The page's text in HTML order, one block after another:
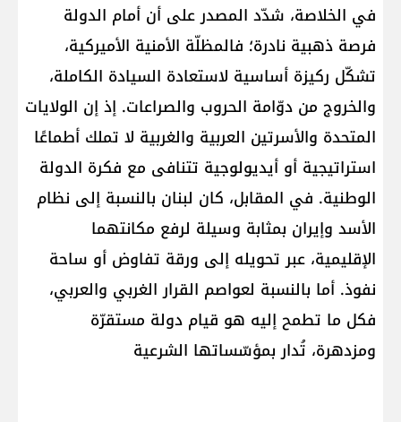
في الخلاصة، شدّد المصدر على أن أمام الدولة
فرصة ذهبية نادرة؛ فالمظلّة الأمنية الأميركية،
تشكّل ركيزة أساسية لاستعادة السيادة الكاملة،
والخروج من دوّامة الحروب والصراعات. إذ إن الولايات
المتحدة والأسرتين العربية والغربية لا تملك أطماعًا
استراتيجية أو أيديولوجية تتنافى مع فكرة الدولة
الوطنية. في المقابل، كان لبنان بالنسبة إلى نظام
الأسد وإيران بمثابة وسيلة لرفع مكانتهما
الإقليمية، عبر تحويله إلى ورقة تفاوض أو ساحة
نفوذ. أما بالنسبة لعواصم القرار الغربي والعربي،
فكل ما تطمح إليه هو قيام دولة مستقرّة
ومزدهرة، تُدار بمؤسّساتها الشرعية